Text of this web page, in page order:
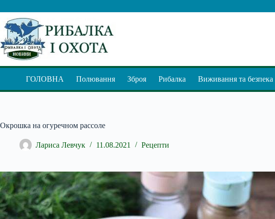
до
вмісту
ГОЛОВНА Полювання Зброя Рибалка Виживання та безпека
Окрошка на огуречном рассоле
Лариса Левчук 11.08.2021 Рецепти